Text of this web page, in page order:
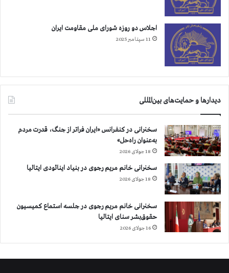
اجلاس دو روزه شورای ملی مقاومت ایران
11 سپتامبر 2025
دیدارها و حمایت‌های بین‌المللی
سخنرانی در کنفرانس «ایران فراتر از جنگ، قدرت مردم
به‌عنوان راه‌حل»
18 جولای 2026
سخنرانی خانم مریم رجوی در بنیاد اینائودی ایتالیا
18 جولای 2026
سخنرانی خانم مریم رجوی در جلسه استماع کمیسیون
حقوق‌بشر سنای ایتالیا
16 جولای 2026